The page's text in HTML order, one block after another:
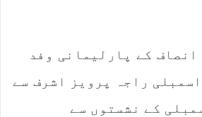
انصاف کے پارلیمانی وفد
راجہ پرویز اشرف سے
کے نشستوں سے